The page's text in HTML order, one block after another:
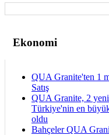
Ekonomi
QUA Granite'ten 1
Satış
QUA Granite, 2
Türkiye'nin en
oldu
Bahçeler QUA